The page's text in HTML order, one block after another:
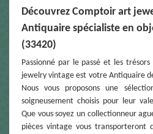
Découvrez Comptoir art
Antiquaire spécialiste en
(33420)
Passionné par le passé et les
jewelry vintage est votre Antiquaire
Nous vous proposons une
soigneusement choisis pour leur
Que vous soyez un collectionneur
pièces vintage vous transporteront